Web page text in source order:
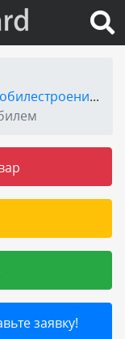
Общие вопросы. История автомобилестроения
заявку!